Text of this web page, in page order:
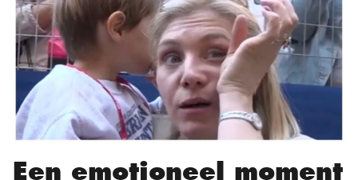
Een emotioneel moment